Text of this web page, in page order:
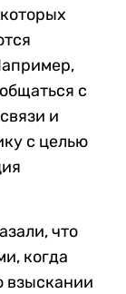
с
и
с целью
что
когда
взыскании